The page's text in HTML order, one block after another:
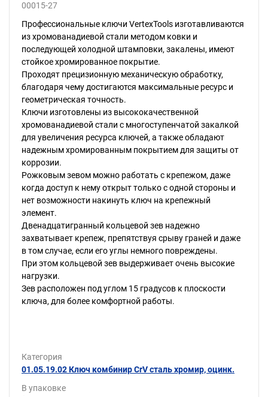
00015-27
Профессиональные ключи VertexTools изготавливаются
из хромованадиевой стали методом ковки и
последующей холодной штамповки, закалены, имеют
стойкое хромированное покрытие.
Проходят прецизионную механическую обработку,
благодаря чему достигаются максимальные ресурс и
геометрическая точность.
Ключи изготовлены из высококачественной
хромованадиевой стали с многоступенчатой закалкой
для увеличения ресурса ключей, а также обладают
надежным хромированным покрытием для защиты от
коррозии.
Рожковым зевом можно работать с крепежом, даже
когда доступ к нему открыт только с одной стороны и
нет возможности накинуть ключ на крепежный
элемент.
Двенадцатигранный кольцевой зев надежно
захватывает крепеж, препятствуя срыву граней и даже
в том случае, если его углы немного повреждены.
При этом кольцевой зев выдерживает очень высокие
нагрузки.
Зев расположен под углом 15 градусов к плоскости
ключа, для более комфортной работы.
Категория
01.05.19.02 Ключ комбинир CrV сталь хромир, оцинк.
В упаковке